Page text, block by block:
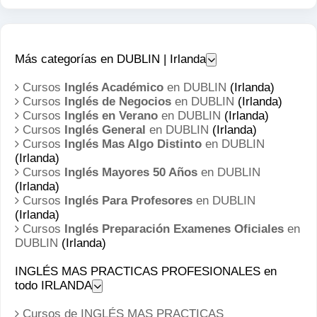
tercera generación que viene apretando fuerte con
precios bastante competitivos. Otra buena opción
a escoger. Su web: 3 Irlanda
Salud:
La Tarjeta Sanitaria Europea, es personal e
intransferible y se obtiene en el momento en los
centros de atención e información de la Seguridad
Social presentando el documento nacional de
identidad (DNI) o documento equivalente.europea
con la que acudir al centro de salud. Como hacían
hasta el momento, los beneficiarios que reciban
asistencia sanitaria pública en los países citados
deberán abonar el importe del servicio y la
Más categorías en DUBLIN | Irlanda
Cursos Inglés Académico en DUBLIN (Irlanda)
Cursos Inglés de Negocios en DUBLIN (Irlanda)
Cursos Inglés en Verano en DUBLIN (Irlanda)
Cursos Inglés General en DUBLIN (Irlanda)
Cursos Inglés Mas Algo Distinto en DUBLIN
(Irlanda)
Cursos Inglés Mayores 50 Años en DUBLIN
(Irlanda)
Cursos Inglés Para Profesores en DUBLIN
(Irlanda)
Cursos Inglés Preparación Examenes Oficiales en
DUBLIN (Irlanda)
INGLÉS MAS PRACTICAS PROFESIONALES en
todo IRLANDA
Cursos de INGLÉS MAS PRACTICAS